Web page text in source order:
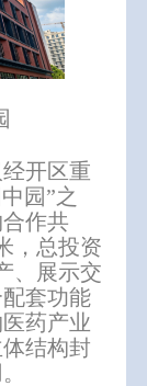
开区重
园”之
作共
，总投资
、展示交
套功能
药产业
结构封